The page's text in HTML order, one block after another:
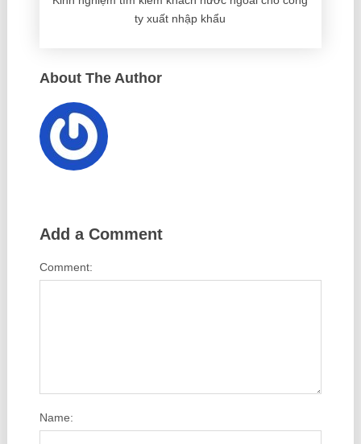
ty xuất nhập khẩu
About The Author
Add a Comment
Comment:
Name: